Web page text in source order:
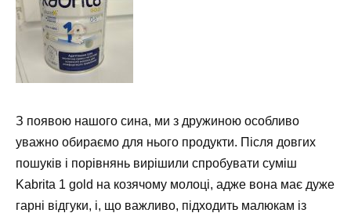
З появою нашого сина, ми з дружиною особливо
уважно обираємо для нього продукти. Після довгих
пошуків і порівнянь вирішили спробувати суміш
Kabrita 1 gold на козячому молоці, адже вона має дуже
гарні відгуки, і, що важливо, підходить малюкам із